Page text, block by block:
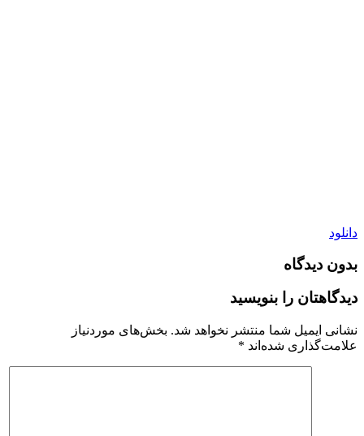
دانلود
بدون دیدگاه
دیدگاهتان را بنویسید
نشانی ایمیل شما منتشر نخواهد شد. بخش‌های موردنیاز
علامت‌گذاری شده‌اند *